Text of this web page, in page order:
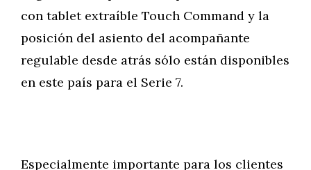
con tablet extraíble Touch Command y la
posición del asiento del acompañante
regulable desde atrás sólo están disponibles
en este país para el Serie 7.
Especialmente importante para los clientes